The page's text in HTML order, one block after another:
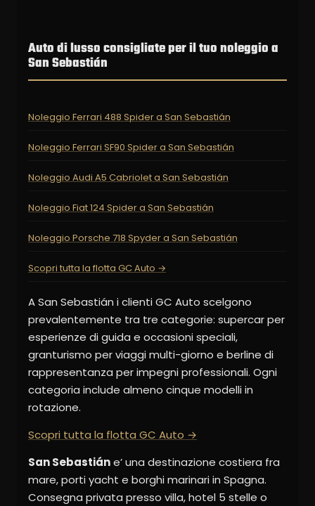
Auto di lusso consigliate per il tuo noleggio a
San Sebastián
Noleggio Ferrari 488 Spider a San Sebastián
Noleggio Ferrari SF90 Spider a San Sebastián
Noleggio Audi A5 Cabriolet a San Sebastián
Noleggio Fiat 124 Spider a San Sebastián
Noleggio Porsche 718 Spyder a San Sebastián
Scopri tutta la flotta GC Auto →
A San Sebastián i clienti GC Auto scelgono
prevalentemente tra tre categorie: supercar per
esperienze di guida e occasioni speciali,
granturismo per viaggi multi-giorno e berline di
rappresentanza per impegni professionali. Ogni
categoria include almeno cinque modelli in
rotazione.
Scopri tutta la flotta GC Auto →
San Sebastiáne’ una destinazione costiera fra
mare, porti yacht e borghi marinari in Spagna.
Consegna privata presso villa, hotel 5 stelle o